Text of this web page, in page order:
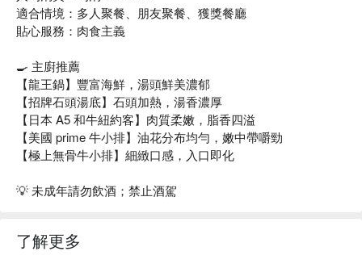
適合情境：多人聚餐、朋友聚餐、獲獎餐廳
貼心服務：肉食主義
🍳 主廚推薦
【龍王鍋】豐富海鮮，湯頭鮮美濃郁
【招牌石頭湯底】石頭加熱，湯香濃厚
【日本 A5 和牛紐約客】肉質柔嫩，脂香四溢
【美國 prime 牛小排】油花分布均勻，嫩中帶嚼勁
【極上無骨牛小排】細緻口感，入口即化
💡 未成年請勿飲酒；禁止酒駕
了解更多